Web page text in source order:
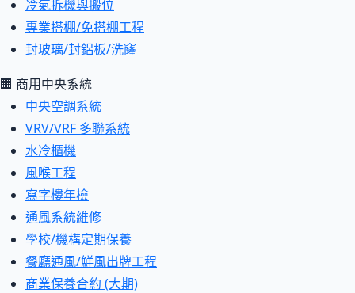
冷氣拆機與搬位
專業搭棚/免搭棚工程
封玻璃/封鋁板/洗窿
🏢 商用中央系統
中央空調系統
VRV/VRF 多聯系統
水冷櫃機
風喉工程
寫字樓年檢
通風系統維修
學校/機構定期保養
餐廳通風/鮮風出牌工程
商業保養合約 (大期)